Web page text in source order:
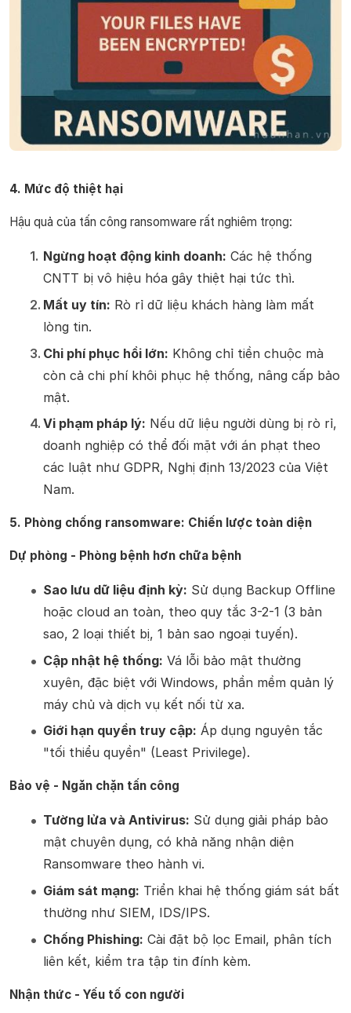
4. Mức độ thiệt hại
Hậu quả của tấn công ransomware rất nghiêm trọng:
Ngừng hoạt động kinh doanh: Các hệ thống
CNTT bị vô hiệu hóa gây thiệt hại tức thì.
Mất uy tín: Rò rỉ dữ liệu khách hàng làm mất
lòng tin.
Chi phí phục hồi lớn: Không chỉ tiền chuộc mà
còn cả chi phí khôi phục hệ thống, nâng cấp bảo
mật.
Vi phạm pháp lý: Nếu dữ liệu người dùng bị rò rỉ,
doanh nghiệp có thể đối mặt với án phạt theo
các luật như GDPR, Nghị định 13/2023 của Việt
Nam.
5. Phòng chống ransomware: Chiến lược toàn diện
Dự phòng - Phòng bệnh hơn chữa bệnh
Sao lưu dữ liệu định kỳ: Sử dụng Backup Offline
hoặc cloud an toàn, theo quy tắc 3-2-1 (3 bản
sao, 2 loại thiết bị, 1 bản sao ngoại tuyến).
Cập nhật hệ thống: Vá lỗi bảo mật thường
xuyên, đặc biệt với Windows, phần mềm quản lý
máy chủ và dịch vụ kết nối từ xa.
Giới hạn quyền truy cập: Áp dụng nguyên tắc
"tối thiểu quyền" (Least Privilege).
Bảo vệ - Ngăn chặn tấn công
Tường lửa và Antivirus: Sử dụng giải pháp bảo
mật chuyên dụng, có khả năng nhận diện
Ransomware theo hành vi.
Giám sát mạng: Triển khai hệ thống giám sát bất
thường như SIEM, IDS/IPS.
Chống Phishing: Cài đặt bộ lọc Email, phân tích
liên kết, kiểm tra tập tin đính kèm.
Nhận thức - Yếu tố con người